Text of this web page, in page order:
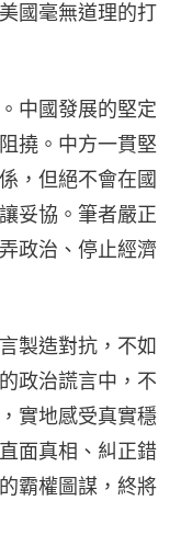
國毫無道理的打
中國發展的堅定
撓。中方一貫堅
，但絕不會在國
妥協。筆者嚴正
政治、停止經濟
製造對抗，不如
政治謊言中，不
實地感受真實穩
面真相、糾正錯
霸權圖謀，終將